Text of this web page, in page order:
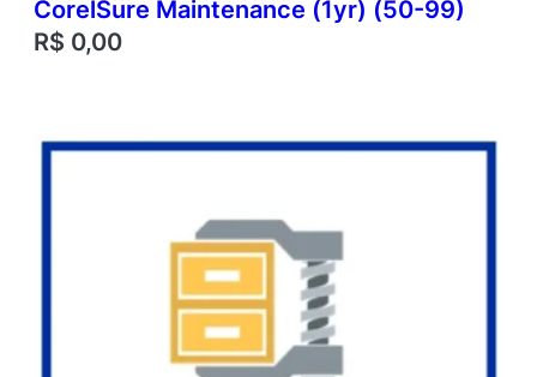
CorelSure Maintenance (1yr) (50-99)
R$ 0,00